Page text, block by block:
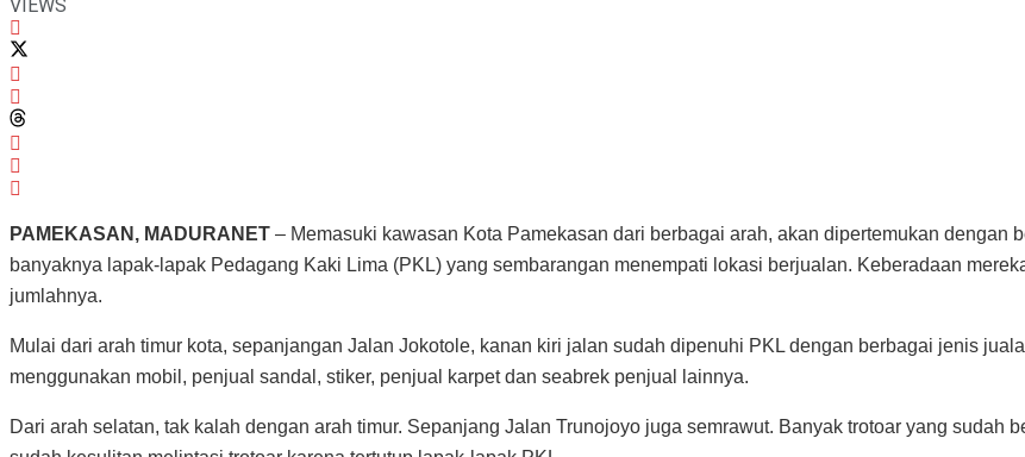
VIEWS
PAMEKASAN, MADURANET – Memasuki kawasan Kota Pamekasan dari berbagai arah, akan dipertemukan dengan
banyaknya lapak-lapak Pedagang Kaki Lima (PKL) yang sembarangan menempati lokasi berjualan. Keberadaan
jumlahnya.
Mulai dari arah timur kota, sepanjangan Jalan Jokotole, kanan kiri jalan sudah dipenuhi PKL dengan berbagai jenis
menggunakan mobil, penjual sandal, stiker, penjual karpet dan seabrek penjual lainnya.
Dari arah selatan, tak kalah dengan arah timur. Sepanjang Jalan Trunojoyo juga semrawut. Banyak trotoar yang sudah